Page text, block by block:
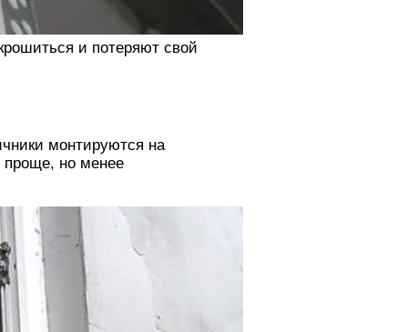
и потеряют свой
монтируются на
проще, но менее